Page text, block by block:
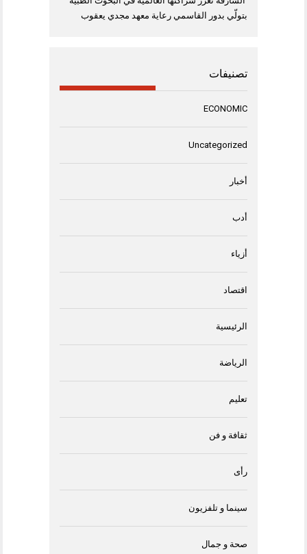
بتولّي بدور القاسمي رعاية معهد مجدي يعقوب
تصنيفات
ECONOMIC
Uncategorized
أخبار
أدب
أزياء
اقتصاد
الرئيسية
الرياضة
تعليم
ثقافة و فن
رأى
سينما و تلفزيون
صحة و جمال